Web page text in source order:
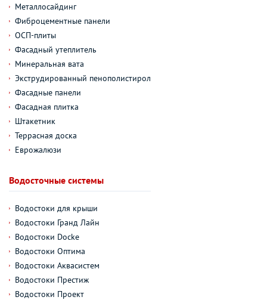
Металлосайдинг
Фиброцементные панели
ОСП-плиты
Фасадный утеплитель
Минеральная вата
Экструдированный пенополистирол
Фасадные панели
Фасадная плитка
Штакетник
Террасная доска
Еврожалюзи
Водосточные системы
Водостоки для крыши
Водостоки Гранд Лайн
Водостоки Docke
Водостоки Оптима
Водостоки Аквасистем
Водостоки Престиж
Водостоки Проект